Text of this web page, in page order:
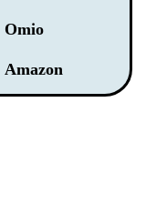
Omio
Amazon